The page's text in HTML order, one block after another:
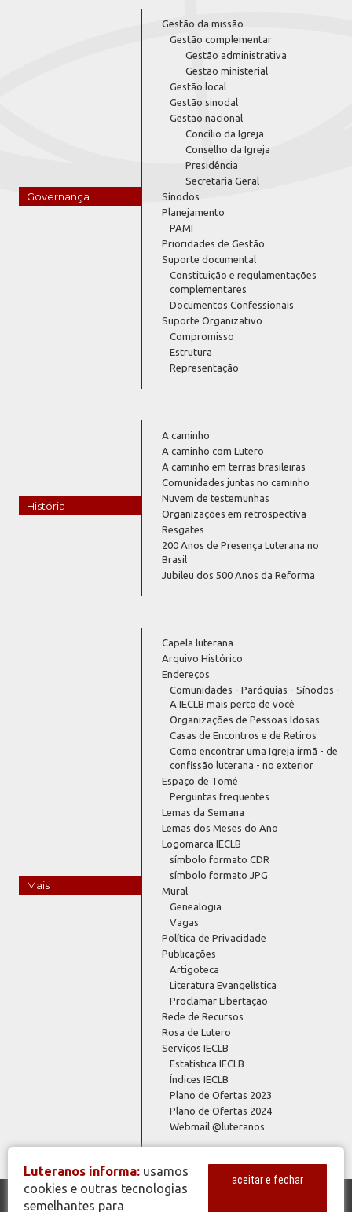
Governança
Gestão da missão
Gestão complementar
Gestão administrativa
Gestão ministerial
Gestão local
Gestão sinodal
Gestão nacional
Concílio da Igreja
Conselho da Igreja
Presidência
Secretaria Geral
Sínodos
Planejamento
PAMI
Prioridades de Gestão
Suporte documental
Constituição e regulamentações
complementares
Documentos Confessionais
Suporte Organizativo
Compromisso
Estrutura
Representação
História
A caminho
A caminho com Lutero
A caminho em terras brasileiras
Comunidades juntas no caminho
Nuvem de testemunhas
Organizações em retrospectiva
Resgates
200 Anos de Presença Luterana no
Brasil
Jubileu dos 500 Anos da Reforma
Mais
Capela luterana
Arquivo Histórico
Endereços
Comunidades - Paróquias - Sínodos -
A IECLB mais perto de você
Organizações de Pessoas Idosas
Casas de Encontros e de Retiros
Como encontrar uma Igreja irmã - de
confissão luterana - no exterior
Espaço de Tomé
Perguntas frequentes
Lemas da Semana
Lemas dos Meses do Ano
Logomarca IECLB
símbolo formato CDR
símbolo formato JPG
Mural
Genealogia
Vagas
Política de Privacidade
Publicações
Artigoteca
Literatura Evangelística
Proclamar Libertação
Rede de Recursos
Rosa de Lutero
Serviços IECLB
Estatística IECLB
Índices IECLB
Plano de Ofertas 2023
Plano de Ofertas 2024
Webmail @luteranos
Luteranos informa: usamos
cookies e outras tecnologias
semelhantes para
aceitar e fechar